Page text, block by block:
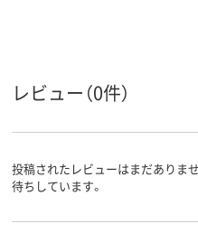
レビュー（0件）
投稿されたレビューはまだありま
待ちしています。